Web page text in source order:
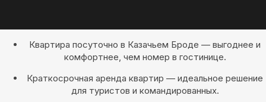
Квартира посуточно в Казачьем Броде — выгоднее и
комфортнее, чем номер в гостинице.
Краткосрочная аренда квартир — идеальное решение
для туристов и командированных.